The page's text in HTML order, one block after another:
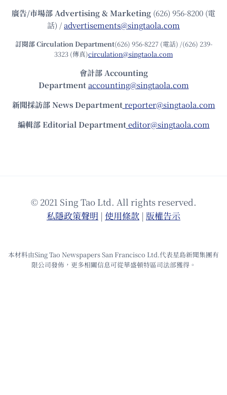
廣告/市場部Advertising & Marketing (626) 956-8200 (電
話) /advertisements@singtaola.com
訂閱部 Circulation Department(626) 956-8227 (電話) /(626) 239-
3323 (傳真)circulation@singtaola.com
會計部 Accounting
Department accounting@singtaola.com
新聞採訪部 News Department reporter@singtaola.com
編輯部 Editorial Department editor@singtaola.com
© 2021 Sing Tao Ltd. All rights reserved.
私隱政策聲明 | 使⽤條款 | 版權告⽰
本材料由Sing Tao Newspapers San Francisco Ltd.代表星島新聞集團有
限公司發佈，更多相關信息可從華盛頓特區司法部獲得。